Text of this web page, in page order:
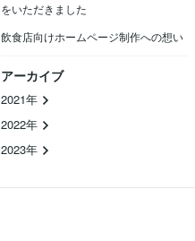
をいただきました
飲食店向けホームページ制作への想い
アーカイブ
2021年
2022年
2023年